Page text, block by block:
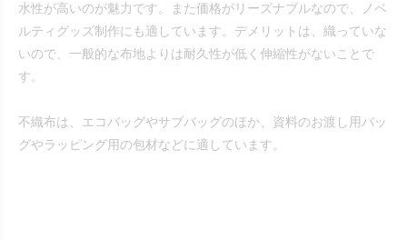
水性が高いのが魅力です。また価格がリーズナブルなので、ノベ
ルティグッズ制作にも適しています。デメリットは、織っていな
いので、一般的な布地よりは耐久性が低く伸縮性がないことで
す。
不織布は、エコバッグやサブバッグのほか、資料のお渡し用バッ
グやラッピング用の包材などに適しています。